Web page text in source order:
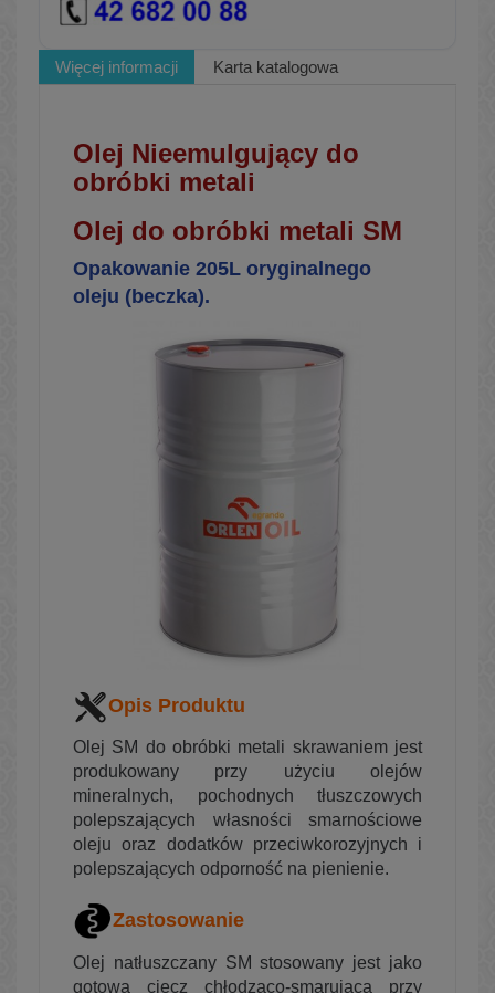
Więcej informacji Karta katalogowa
Olej Nieemulgujący do
obróbki metali
Olej do obróbki metali SM
Opakowanie 205L oryginalnego
oleju (beczka).
Opis Produktu
Olej SM do obróbki metali skrawaniem jest
produkowany przy użyciu olejów
mineralnych, pochodnych tłuszczowych
polepszających własności smarnościowe
oleju oraz dodatków przeciwkorozyjnych i
polepszających odporność na pienienie.
Zastosowanie
Olej natłuszczany SM stosowany jest jako
gotowa ciecz chłodząco-smarująca przy